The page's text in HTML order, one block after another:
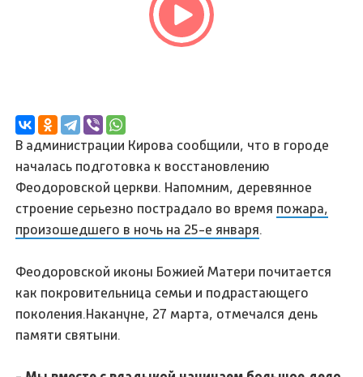
В администрации Кирова сообщили, что в городе
началась подготовка к восстановлению
Феодоровской церкви. Напомним, деревянное
строение серьезно пострадало во время пожара,
произошедшего в ночь на 25-е января.
Феодоровской иконы Божией Матери почитается
как покровительница семьи и подрастающего
поколения.Накануне, 27 марта, отмечался день
памяти святыни.